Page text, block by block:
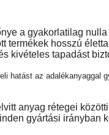
a gyakorlatilag
hosszú
kivételes tapadást
hatást az adalékanyaggal
anyag rétegei
gyártási irányban